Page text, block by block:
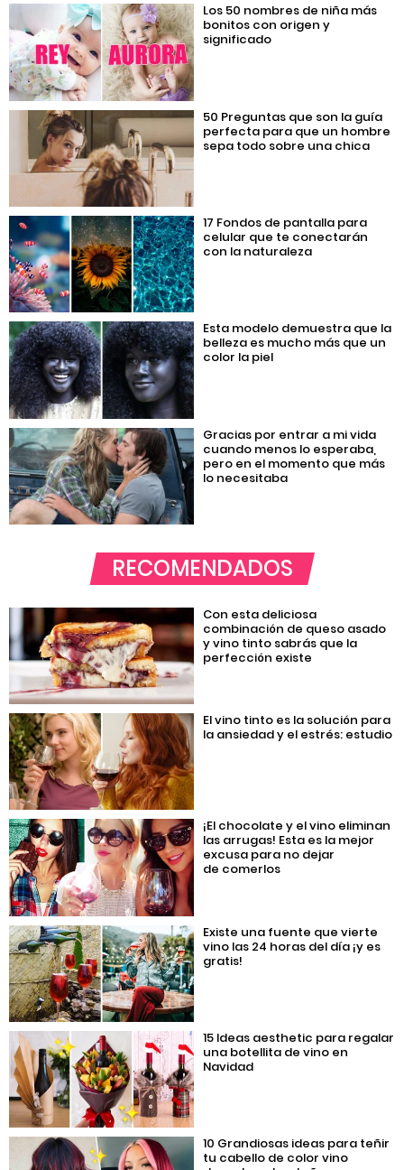
Los 50 nombres de niña más
bonitos con origen y
significado
50 Preguntas que son la guía
perfecta para que un hombre
sepa todo sobre una chica
17 Fondos de pantalla para
celular que te conectarán
con la naturaleza
Esta modelo demuestra que la
belleza es mucho más que un
color la piel
Gracias por entrar a mi vida
cuando menos lo esperaba,
pero en el momento que más
lo necesitaba
RECOMENDADOS
Con esta deliciosa
combinación de queso asado
y vino tinto sabrás que la
perfección existe
El vino tinto es la solución para
la ansiedad y el estrés: estudio
¡El chocolate y el vino eliminan
las arrugas! Esta es la mejor
excusa para no dejar
de comerlos
Existe una fuente que vierte
vino las 24 horas del día ¡y es
gratis!
15 Ideas aesthetic para regalar
una botellita de vino en
Navidad
10 Grandiosas ideas para teñir
tu cabello de color vino